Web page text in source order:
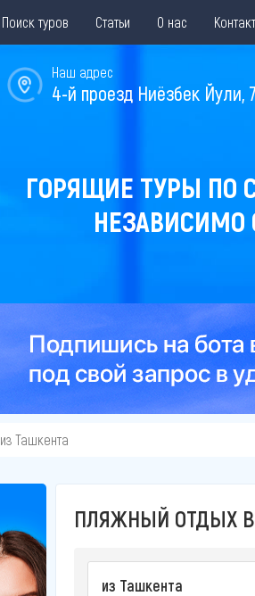
Поиск туров Статьи О нас
Наш адрес
4-й проезд Ниёзбек Йули,
ГОРЯЩИЕ ТУРЫ ПО
НЕЗАВИСИМО
из Ташкента
ПЛЯЖНЫЙ ОТДЫХ В
из Ташкента